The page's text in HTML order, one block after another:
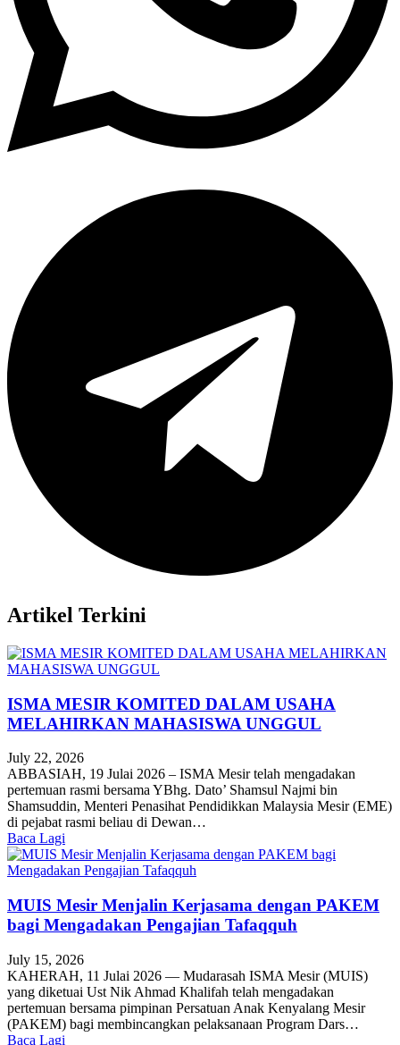
Artikel Terkini
ISMA MESIR KOMITED DALAM USAHA
MELAHIRKAN MAHASISWA UNGGUL
July 22, 2026
ABBASIAH, 19 Julai 2026 – ISMA Mesir telah mengadakan
pertemuan rasmi bersama YBhg. Dato’ Shamsul Najmi bin
Shamsuddin, Menteri Penasihat Pendidikkan Malaysia Mesir (EME)
di pejabat rasmi beliau di Dewan…
Baca Lagi
MUIS Mesir Menjalin Kerjasama dengan PAKEM
bagi Mengadakan Pengajian Tafaqquh
July 15, 2026
KAHERAH, 11 Julai 2026 — Mudarasah ISMA Mesir (MUIS)
yang diketuai Ust Nik Ahmad Khalifah telah mengadakan
pertemuan bersama pimpinan Persatuan Anak Kenyalang Mesir
(PAKEM) bagi membincangkan pelaksanaan Program Dars…
Baca Lagi